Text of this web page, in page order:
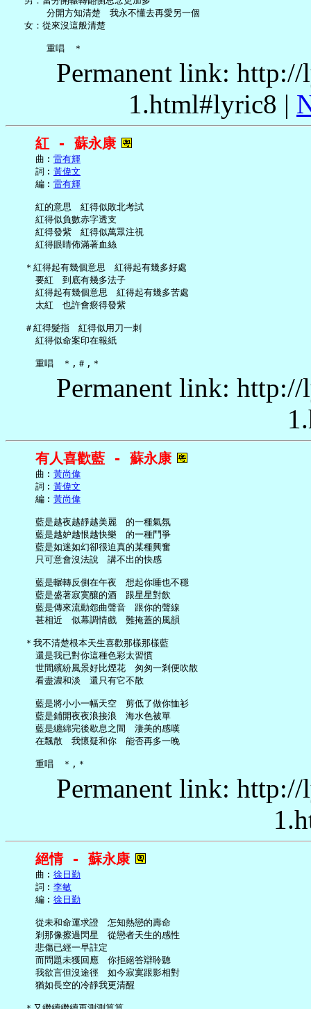
       分開方知清楚　我永不懂去再愛另一個
   女：從來沒這般清楚
Permanent link:
1.html#lyric8 |
紅 - 蘇永康
     曲︰
雷有輝
     詞︰
黃偉文
     編︰
雷有輝
     紅的意思　紅得似敗北考試
     紅得似負數赤字透支
     紅得發紫　紅得似萬眾注視
     紅得眼睛佈滿著血絲
   ＊紅得起有幾個意思　紅得起有幾多好處
     要紅　到底有幾多法子
     紅得起有幾個意思　紅得起有幾多苦處
     太紅　也許會瘀得發紫
   ＃紅得髮指　紅得似用刀一刺
     紅得似命案印在報紙
Permanent link:
有人喜歡藍 - 蘇永康
     曲︰
黃尚偉
     詞︰
黃偉文
     編︰
黃尚偉
     藍是越夜越靜越美麗　的一種氣氛
     藍是越妒越恨越快樂　的一種鬥爭
     藍是如迷如幻卻很迫真的某種興奮
     只可意會沒法說　講不出的快感
     藍是輾轉反側在午夜　想起你睡也不穩
     藍是盛著寂寞釀的酒　跟星星對飲
     藍是傳來流動怨曲聲音　跟你的聲線
     甚相近　似幕調情戲　難掩蓋的風韻
   ＊我不清楚根本天生喜歡那樣那樣藍
     還是我已對你這種色彩太習慣
     世間繽紛風景好比煙花　匆匆一剎便吹散
     看盡濃和淡　還只有它不散
     藍是將小小一幅天空　剪低了做你恤衫
     藍是鋪開夜夜浪接浪　海水色被單
     藍是纏綿完後歇息之間　淒美的感嘆
     在飄散　我懷疑和你　能否再多一晚
Permanent link:
絕情 - 蘇永康
     曲︰
徐日勤
     詞︰
李敏
     編︰
徐日勤
     從未和命運求證　怎知熱戀的壽命
     剎那像擦過閃星　從戀者天生的感性
     悲傷已經一早註定
     而問題未獲回應　你拒絕答辯聆聽
     我欲言但沒途徑　如今寂寞跟影相對
     猶如長空的冷靜我更清醒